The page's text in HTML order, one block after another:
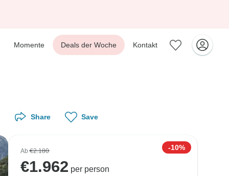
Momente Deals der Woche Kontakt
Share Save
Ab€2.180 -10%
€1.962 per person